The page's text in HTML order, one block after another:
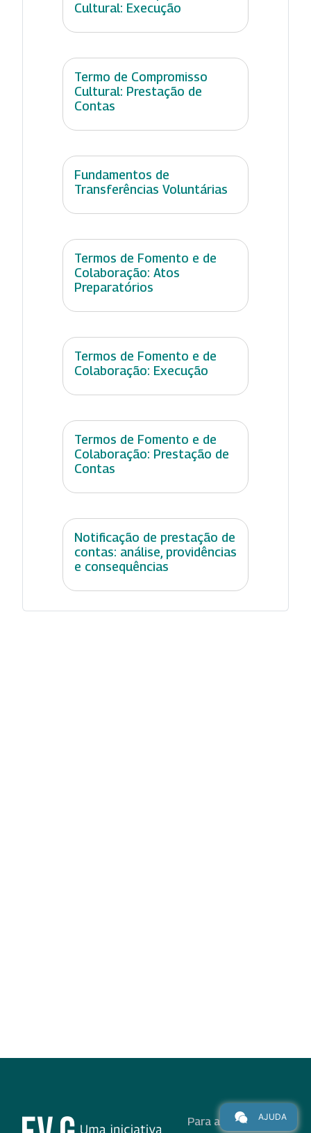
Cultural: Execução
Termo de Compromisso
Cultural: Prestação de
Contas
Fundamentos de
Transferências Voluntárias
Termos de Fomento e de
Colaboração: Atos
Preparatórios
Termos de Fomento e de
Colaboração: Execução
Termos de Fomento e de
Colaboração: Prestação de
Contas
Notificação de prestação de
contas: análise, providências
e consequências
Para alunos
AJUDA